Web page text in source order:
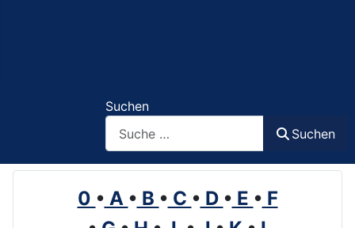
Suchen
Suchen
0 • A • B • C • D • E • F